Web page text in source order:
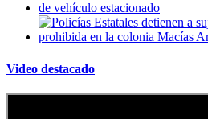
Video destacado